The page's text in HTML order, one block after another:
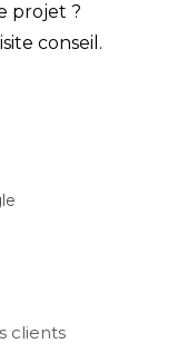
projet ?
conseil.
clients